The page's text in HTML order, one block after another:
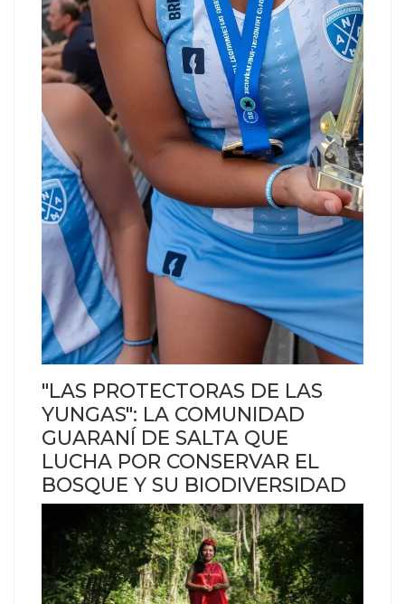
"LAS PROTECTORAS DE LAS
YUNGAS": LA COMUNIDAD
GUARANÍ DE SALTA QUE
LUCHA POR CONSERVAR EL
BOSQUE Y SU BIODIVERSIDAD